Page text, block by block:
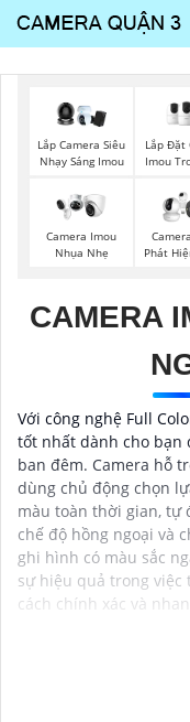
Lắp Camera Siêu
Nhạy Sáng Imou
Lắp Đặt
Imou
Camera Imou
Nhụa Nhẹ
Phát
CAMERA
Với công nghệ Full
tốt nhất dành cho bạn
ban đêm. Camera hỗ
dùng chủ động chọn
màu toàn thời gian, tự
chế độ hồng ngoại và
ghi hình có màu sắc
sự hiệu quả trong
cách chính xác và